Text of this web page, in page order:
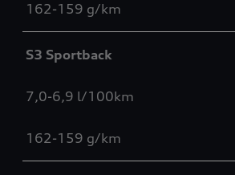
162-159 g/km
S3 Sportback
7,0-6,9 l/100km
162-159 g/km